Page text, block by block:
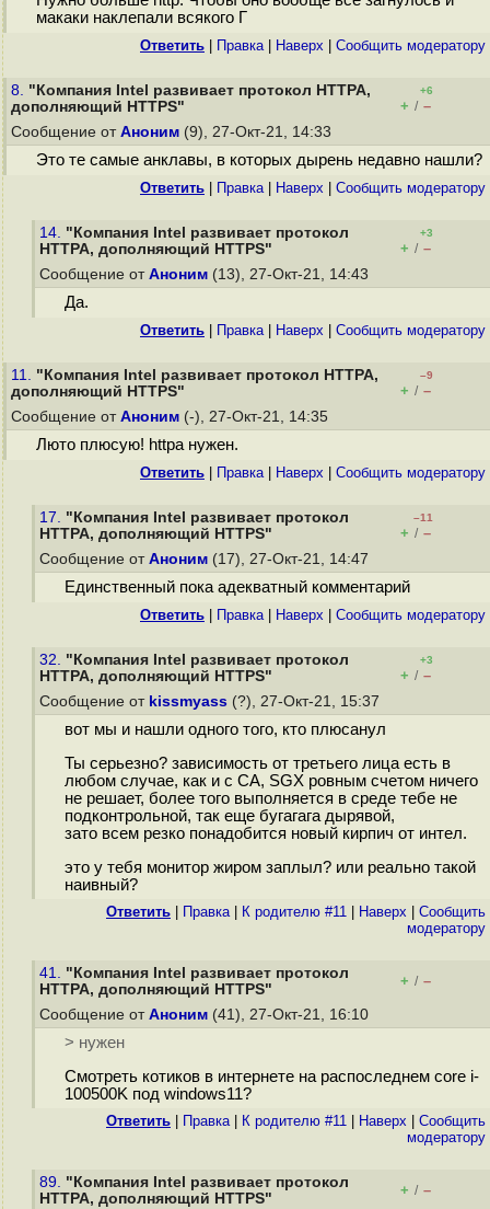
макаки наклепали всякого Г
Ответить Правка| Наверх Cообщить модератору
8. "Компания Intel развивает протокол HTTPA,
дополняющий HTTPS"
+6
+ / –
Сообщение от Аноним (9), 27-Окт-21, 14:33
Это те самые анклавы, в которых дырень недавно нашли?
Ответить Правка| Наверх Cообщить модератору
14. "Компания Intel развивает протокол
HTTPA, дополняющий HTTPS"
+3
+ / –
Сообщение от Аноним (13), 27-Окт-21, 14:43
Да.
Ответить Правка| Наверх Cообщить модератору
11. "Компания Intel развивает протокол HTTPA,
дополняющий HTTPS"
–9
+ / –
Сообщение от Аноним (-), 27-Окт-21, 14:35
Люто плюсую! httpa нужен.
Ответить Правка| Наверх Cообщить модератору
17. "Компания Intel развивает протокол
HTTPA, дополняющий HTTPS"
–11
+ / –
Сообщение от Аноним (17), 27-Окт-21, 14:47
Единственный пока адекватный комментарий
Ответить Правка| Наверх Cообщить модератору
32. "Компания Intel развивает протокол
HTTPA, дополняющий HTTPS"
+3
+ / –
Сообщение от kissmyass (?), 27-Окт-21, 15:37
вот мы и нашли одного того, кто плюсанул
Ты серьезно? зависимость от третьего лица есть в
любом случае, как и с CA, SGX ровным счетом ничего
не решает, более того выполняется в среде тебе не
подконтрольной, так еще бугагага дырявой,
зато всем резко понадобится новый кирпич от интел.
это у тебя монитор жиром заплыл? или реально такой
наивный?
Ответить Правка| К родителю #11 Наверх
Cообщить
модератору
41. "Компания Intel развивает протокол
HTTPA, дополняющий HTTPS"
+ / –
Сообщение от Аноним (41), 27-Окт-21, 16:10
> нужен
Смотреть котиков в интернете на распоследнем core i-
100500K под windows11?
Ответить Правка| К родителю #11 Наверх
Cообщить
модератору
89. "Компания Intel развивает протокол
HTTPA, дополняющий HTTPS"
+ / –